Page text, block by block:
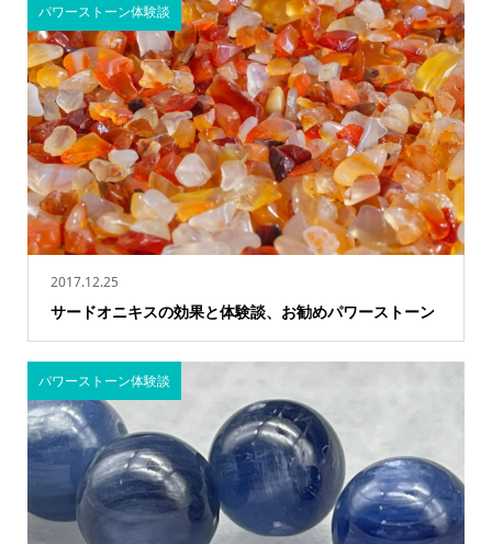
2017.12.25
サードオニキスの効果と体験談、お勧めパワーストーン
パワーストーン体験談
パワーストーン体験談